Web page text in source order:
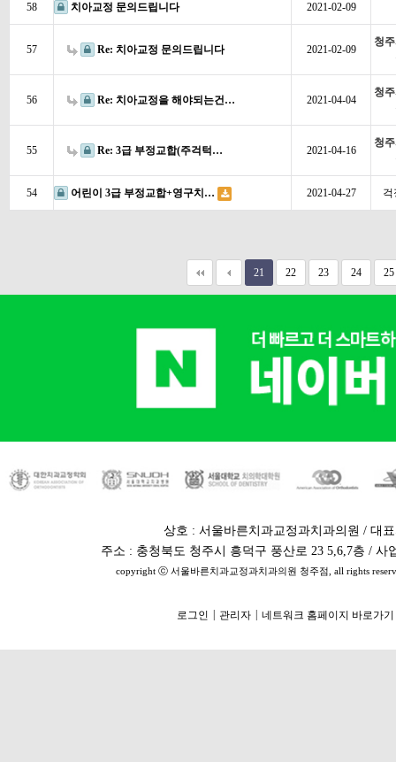
58 치아교정 문의드립니다 2021-02-09
57 Re: 치아교정 문의드립니다 2021-02-09
청
56 Re: 치아교정을 해야되는건… 2021-04-04
청
55 Re: 3급 부정교합(주걱턱… 2021-04-16
청
54 어린이 3급 부정교합+영구치… 2021-04-27 걱
21 22 23 24 25
상호 : 서울바른치과교정과치과의원 / 대
주소 : 충청북도 청주시 흥덕구 풍산로 23 5,6,7층 / 사
copyright ⓒ 서울바른치과교정과치과의원 청주점, all rights
로그인 관리자 네트워크 홈페이지 바로가기